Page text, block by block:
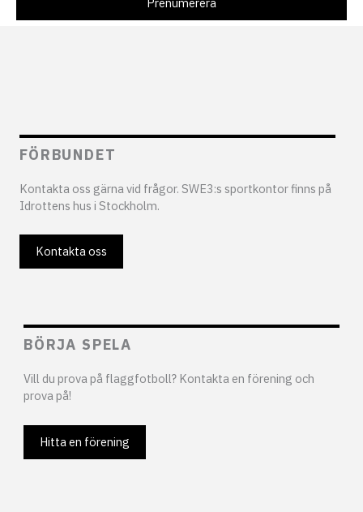
FÖRBUNDET
Kontakta oss gärna vid frågor. SWE3:s sportkontor finns på
Idrottens hus i Stockholm.
Kontakta oss
BÖRJA SPELA
Vill du prova på flaggfotboll? Kontakta en förening och
prova på!
Hitta en förening